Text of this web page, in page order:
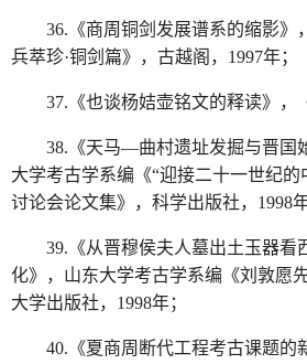
36.《商周铜剑发展谱系的缩影》
兵萃珍·铜剑篇》，古越阁，1997年；
37.《也谈杨姞壶铭文的释读》，
38.《天马—曲村遗址发掘与晋国
大学考古学系编《“迎接二十一世纪
讨论会论文集》，科学出版社，1998年
39.《从晋穆侯夫人墓出土玉器看
化》，山东大学考古学系编《刘敦愿
大学出版社，1998年；
40.《夏商周断代工程考古课题的